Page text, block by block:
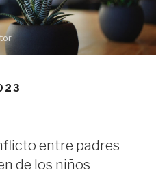
entre padres
de los niños